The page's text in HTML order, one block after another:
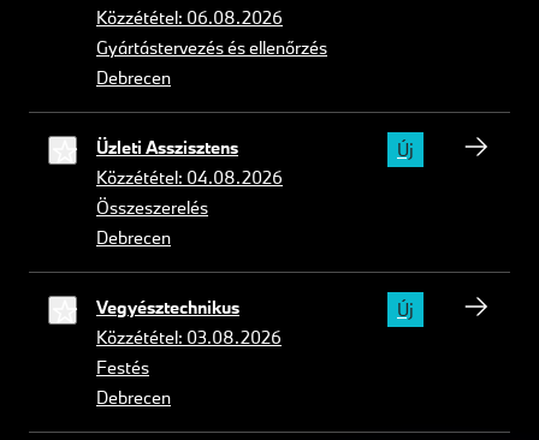
Közzététel: 06.08.2026
Gyártástervezés és ellenőrzés
Debrecen
Üzleti Asszisztens
Közzététel: 04.08.2026
Összeszerelés
Debrecen
Új
Vegyésztechnikus
Közzététel: 03.08.2026
Festés
Debrecen
Új